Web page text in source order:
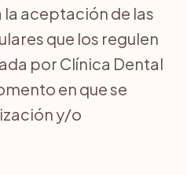
aceptación de las
que los regulen
por Clínica Dental
en que se
y/o